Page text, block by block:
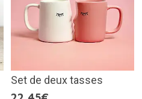
Set de deux tasses